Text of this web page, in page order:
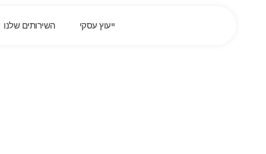
ייעוץ עסקי השירותים שלנו